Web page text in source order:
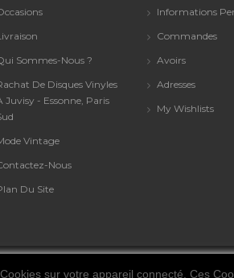
Sommes-Nous ?
De Disques Vinyles
Juvisy - Essonne, Paris
Vintage
Nous
Du Site
Informations
Commandes
Avoirs
Adresses
My Wishlists
sur votre appareil connecté. Ces